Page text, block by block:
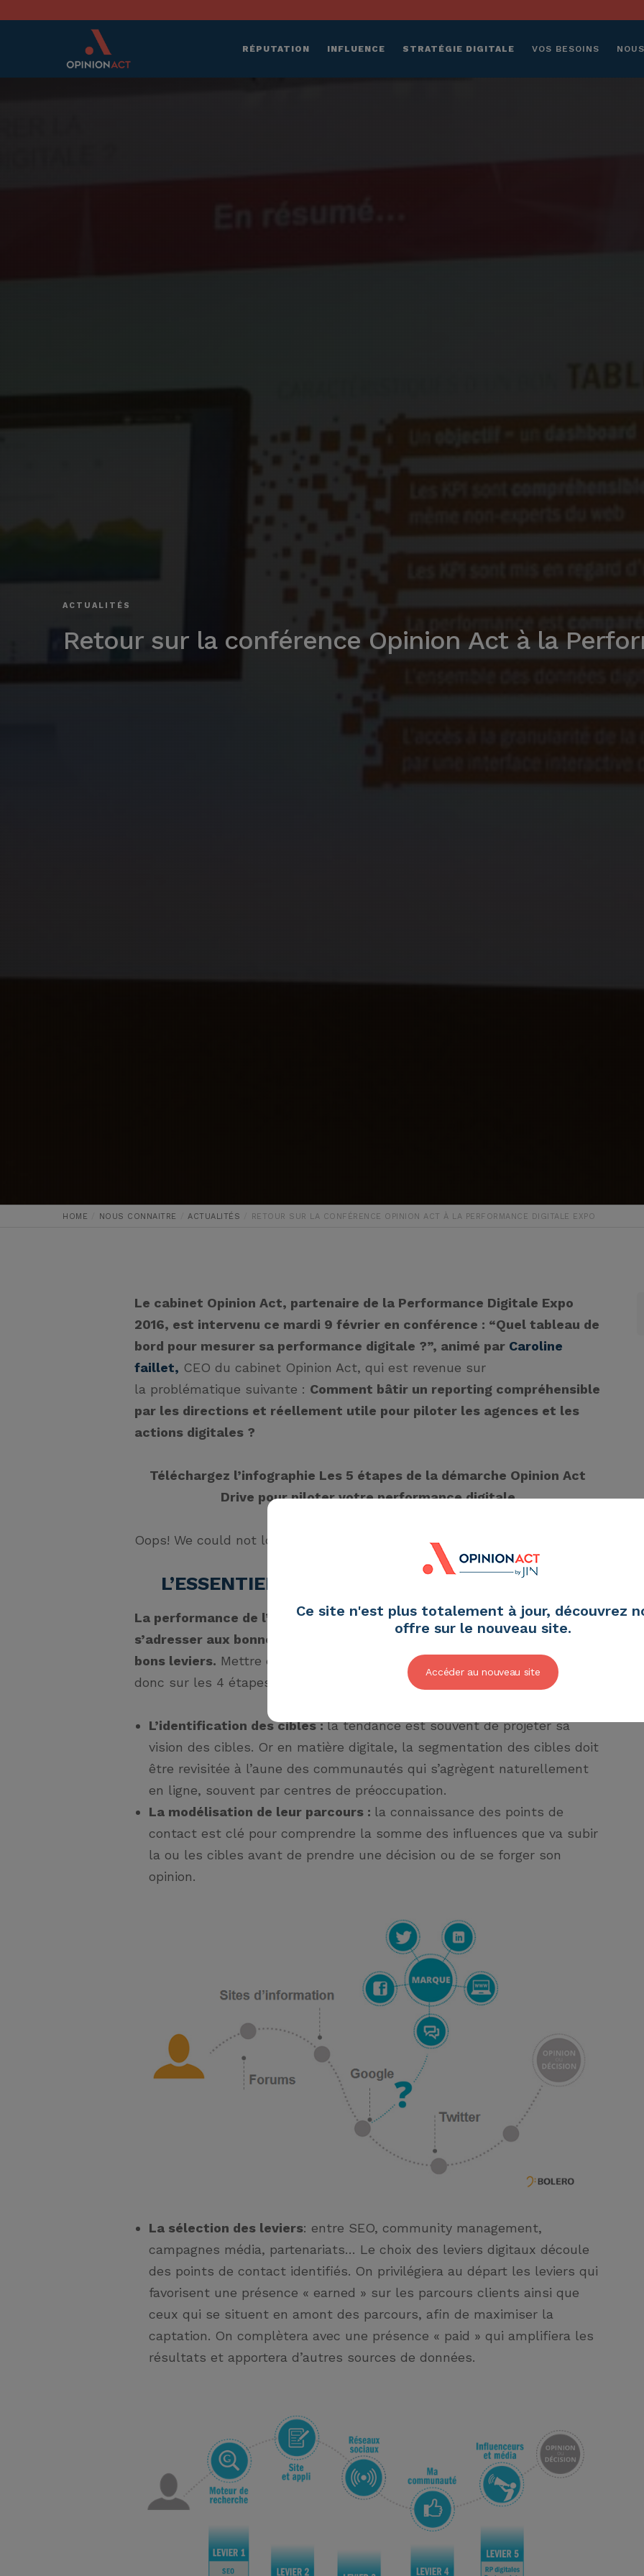
RÉPUTATION INFLUENCE STRATÉGIE DIGITALE VOS BESOINS
ACTUALITÉS
Retour sur la conférence Opinion Act à la
HOME NOUS CONNAITRE ACTUALITÉS RETOUR SUR LA CONFÉRENCE OPINION ACT À LA PERFORMANCE DIGITALE EXPO
Le cabinet Opinion Act, partenaire de la Performance Digitale Expo
2016, est intervenu ce mardi 9 février en conférence : “Quel tableau de
bord pour mesurer sa performance digitale ?”, animé par Caroline
faillet, CEO du cabinet Opinion Act, qui est revenue sur
la problématique suivante : Comment bâtir un reporting compréhensible
par les directions et réellement utile pour piloter les agences et les
actions digitales ?
Téléchargez l’infographie Les 5 étapes de la démarche Opinion Act
Drive pour piloter votre performance digitale
Oops! We could not locate your form.
L’ESSENTIEL DE LA CONFÉRENCE À RETENIR
La performance de l’écosystème digitalréside dans le fait de
s’adresser aux bonnes cibles en interceptant leur parcours avec les
bons leviers. Mettre en place un écosystème digital performant repose
donc sur les 4 étapes suivantes :
L’identification des cibles :la tendance est souvent de projeter sa
vision des cibles. Or en matière digitale, la segmentation des cibles doit
être revisitée à l’aune des communautés qui s’agrègent naturellement
en ligne, souvent par centres de préoccupation.
La modélisation de leur parcours : la connaissance des points de
contact est clé pour comprendre la somme des influences que va subir
la ou les cibles avant de prendre une décision ou de se forger son
opinion.
La sélection des leviers: entre SEO, community management,
campagnes média, partenariats… Le choix des leviers digitaux découle
des points de contact identifiés. On privilégiera au départ les leviers qui
favorisent une présence « earned » sur les parcours clients ainsi que
ceux qui se situent en amont des parcours, afin de maximiser la
captation. On complètera avec une présence « paid » qui amplifiera les
résultats et apportera d’autres sources de données.
Ce site n'est plus totalement à jour, découvrez
offre sur le nouveau site.
Accéder au nouveau site